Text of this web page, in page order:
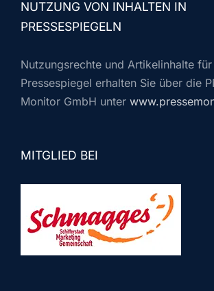
NUTZUNG VON INHALTEN IN
PRESSESPIEGELN
Nutzungsrechte und Artikelinhalte
Pressespiegel erhalten Sie über die
Monitor GmbH unter
MITGLIED BEI